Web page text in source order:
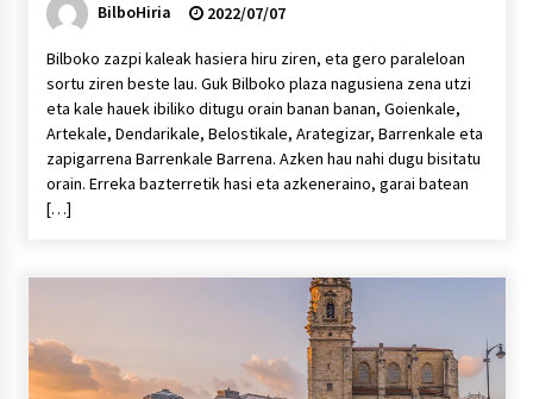
BilboHiria
2022/07/07
Bilboko zazpi kaleak hasiera hiru ziren, eta gero paraleloan
sortu ziren beste lau. Guk Bilboko plaza nagusiena zena utzi
eta kale hauek ibiliko ditugu orain banan banan, Goienkale,
Artekale, Dendarikale, Belostikale, Arategizar, Barrenkale eta
zapigarrena Barrenkale Barrena. Azken hau nahi dugu bisitatu
orain. Erreka bazterretik hasi eta azkeneraino, garai batean
[…]